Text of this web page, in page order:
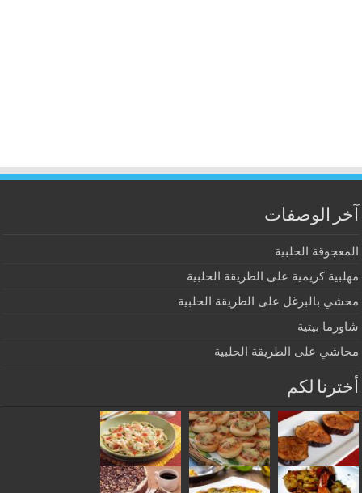
آخر الوصفات
المعجوقة الحلبية
مهلبية كريمية على الطريقة الحلبية
محشي بالبرغل على الطريقة الحلبية
شاورما بيتية
محاشي على الطريقة الحلبية
أخترنا لكم